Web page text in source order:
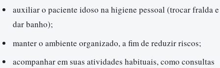
auxiliar o paciente idoso na higiene pessoal (trocar fralda e
dar banho);
manter o ambiente organizado, a fim de reduzir riscos;
acompanhar em suas atividades habituais, como consultas